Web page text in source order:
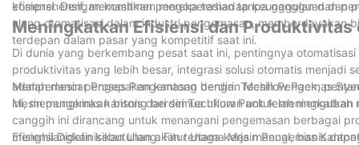
komprehensif, memastikan pengoperasian tanpa gangguan dan
efisiensi. Dengan komitmen mereka terhadap keunggulan dan
ulang otomatisasi dalam industri pengemasan, memberdayakan
terdepan dalam pasar yang kompetitif saat ini.
Meningkatkan Efisiensi dan Produktivitas
Di dunia yang berkembang pesat saat ini, pentingnya
produktivitas yang lebih besar, integrasi solusi otomatis menjadi
adalah mesin pengepakan kantong berdiri. Techflow Pack,
ini, memungkinkan bisnis dari semua ukuran untuk
Memperlancar Proses Pengemasan dengan Mesin Pengemas
Mesin pengemas kantong berdiri Techflow Pack telah
canggih ini dirancang untuk menangani pengemasan berbagai
menghilangkan kebutuhan akan tenaga kerja manual, bisnis
Efisiensi Didefinisikan Ulang: Fitur Utama Mesin Pengemas